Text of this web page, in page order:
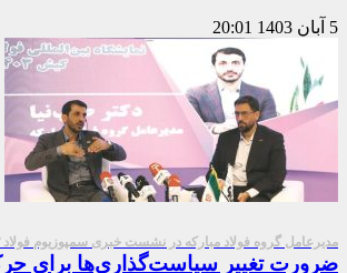
5 آبان 1403 20:01
مدیرعامل گروه فولاد مبارکه در نشست خبری سمپوزیوم فولاد ۱۴۰۳ مطرح کرد؛
ضرورت تغییر سیاست‌گذاری‌ها برای